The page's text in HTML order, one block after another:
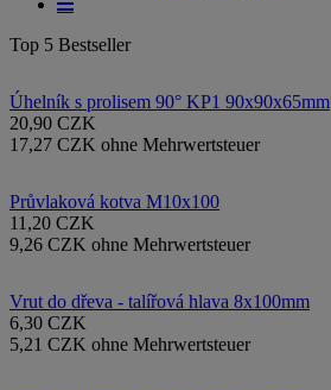
Top 5 Bestseller
Úhelník s prolisem 90° KP1 90x90x65mm
20,90 CZK
17,27 CZK ohne Mehrwertsteuer
Průvlaková kotva M10x100
11,20 CZK
9,26 CZK ohne Mehrwertsteuer
Vrut do dřeva - talířová hlava 8x100mm
6,30 CZK
5,21 CZK ohne Mehrwertsteuer